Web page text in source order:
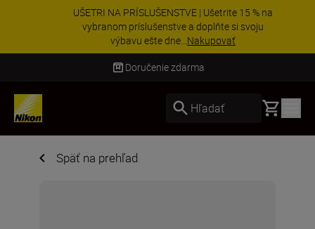
UŠETRI NA PRÍSLUŠENSTVE | Ušetrite 15 % na
vybranom príslušenstve a doplňte si svoju
výbavu ešte dne...Nakupovať
Doručenie do 3 – 4 pracovných dní
Hľadať Basket
Späť na prehľad